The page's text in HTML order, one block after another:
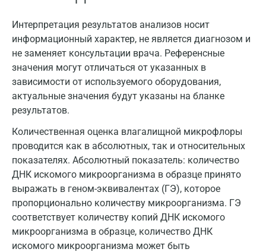
Интерпретация результатов анализов носит
информационный характер, не является диагнозом и
не заменяет консультации врача. Референсные
значения могут отличаться от указанных в
зависимости от используемого оборудования,
актуальные значения будут указаны на бланке
результатов.
Количественная оценка влагалищной микрофлоры
проводится как в абсолютных, так и относительных
показателях. Абсолютный показатель: количество
ДНК искомого микроорганизма в образце принято
выражать в геном-эквивалентах (ГЭ), которое
пропорционально количеству микроорганизма. ГЭ
соответствует количеству копий ДНК искомого
микроорганизма в образце, количество ДНК
искомого микроорганизма может быть